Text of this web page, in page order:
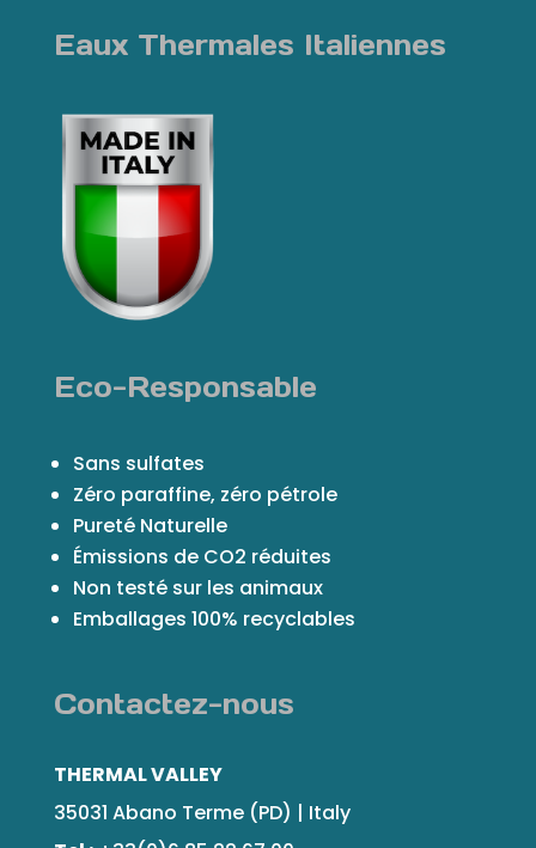
Eaux Thermales Italiennes
Eco-Responsable
Sans sulfates
Zéro paraffine, zéro pétrole
Pureté Naturelle
Émissions de CO2 réduites
Non testé sur les animaux
Emballages 100% recyclables
Contactez-nous
THERMAL VALLEY
35031 Abano Terme (PD) | Italy